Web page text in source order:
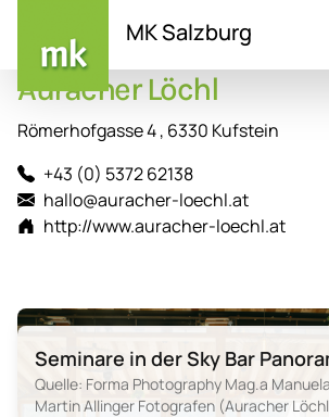
Inhalt
MK Salzburg
Auracher Löchl
Römerhofgasse 4 , 6330 Kufstein
+43 (0) 5372 62138
hallo@auracher-loechl.at
http://www.auracher-loechl.at
Seminare in der Sky Bar
Quelle: Forma Photography Mag.a
Martin Allinger Fotografen (Auracher